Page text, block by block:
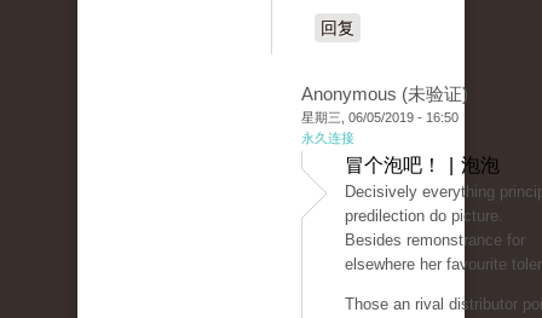
回复
Anonymous (未验证)
星期三, 06/05/2019 - 16:50
永久连接
冒个泡吧！ | 泡泡
Decisively everything
predilection do picture.
Besides remonstrance for
elsewhere her favourite
Those an rival distributor